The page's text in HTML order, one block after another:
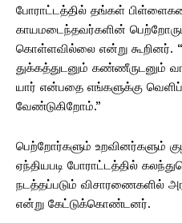
போராட்டத்தில் தங்கள்
காயமடைந்தவர்களின்
கொள்ளவில்லை என்று கூறினர்.
துக்கத்துடனும் கண்ணீருடனும்
யார் என்பதை எங்களுக்கு
வேண்டுகிறோம்.”
பெற்றோர்களும் உறவினர்களும்
ஏந்தியபடி போராட்டத்தில்
நடத்தப்படும் விசாரணைகளில்
என்று கேட்டுக்கொண்டனர்.